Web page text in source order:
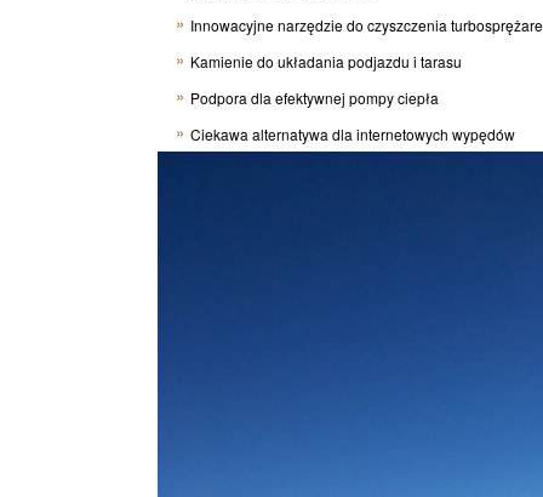
Innowacyjne narzędzie do czyszczenia
Kamienie do układania podjazdu i tarasu
Podpora dla efektywnej pompy ciepła
Ciekawa alternatywa dla internetowych wypędów